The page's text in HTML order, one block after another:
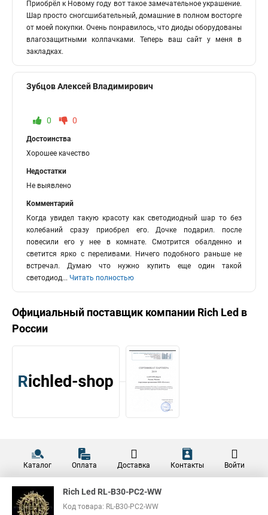
Приобрёл к Новому году вот такое замечательное украшение.
Шар просто сногсшибательный, домашние в полном восторге
от моей покупки. Очень понравилось, что диоды оборудованы
влагозащитными колпачками. Теперь ваш сайт у меня в
закладках.
Зубцов Алексей Владимирович
0 0
Достоинства
Хорошее качество
Недостатки
Не выявлено
Комментарий
Когда увидел такую красоту как светодиодный шар то без
колебаний сразу приобрел его. Дочке подарил. после
повесили его у нее в комнате. Смотрится обалденно и
светится ярко с переливами. Ничего подобного раньше не
встречал. Думаю что нужно купить еще один такой
светодиод... Читать полностью
Официальный поставщик компании Rich Led в
России
Каталог Оплата Доставка Контакты Войти
Rich Led RL-B30-PC2-WW
Код товара: RL-B30-PC2-WW